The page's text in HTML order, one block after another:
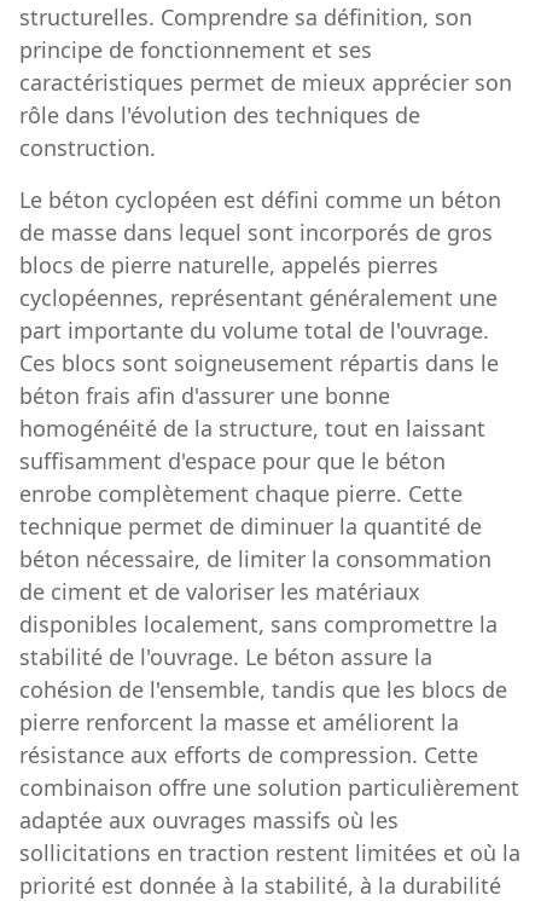
structurelles. Comprendre sa définition, son
principe de fonctionnement et ses
caractéristiques permet de mieux apprécier son
rôle dans l'évolution des techniques de
construction.
Le béton cyclopéen est défini comme un béton
de masse dans lequel sont incorporés de gros
blocs de pierre naturelle, appelés pierres
cyclopéennes, représentant généralement une
part importante du volume total de l'ouvrage.
Ces blocs sont soigneusement répartis dans le
béton frais afin d'assurer une bonne
homogénéité de la structure, tout en laissant
suffisamment d'espace pour que le béton
enrobe complètement chaque pierre. Cette
technique permet de diminuer la quantité de
béton nécessaire, de limiter la consommation
de ciment et de valoriser les matériaux
disponibles localement, sans compromettre la
stabilité de l'ouvrage. Le béton assure la
cohésion de l'ensemble, tandis que les blocs de
pierre renforcent la masse et améliorent la
résistance aux efforts de compression. Cette
combinaison offre une solution particulièrement
adaptée aux ouvrages massifs où les
sollicitations en traction restent limitées et où la
priorité est donnée à la stabilité, à la durabilité